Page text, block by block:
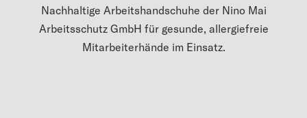
Nachhaltige Arbeitshandschuhe der Nino Mai
Arbeitsschutz GmbH für gesunde, allergiefreie
Mitarbeiterhände im Einsatz.